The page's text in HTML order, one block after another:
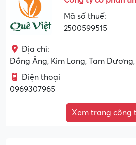
Mã số thuế:
2500599515
Địa chỉ:
Đồng Ăng, Kim Long, Tam Dương,
Điện thoại
0969307965
Xem trang công